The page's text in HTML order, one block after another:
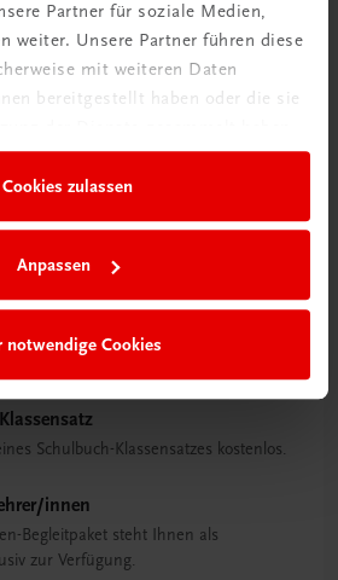
Partner für soziale Medien,
weiter. Unsere Partner führen diese
mit weiteren Daten
bereitgestellt haben oder die sie
Cookies zulassen
Anpassen
notwendige Cookies
einen Blick
Schulbuch-Klassensatzes kostenlos.
innen
Begleitpaket steht Ihnen als
zur Verfügung.